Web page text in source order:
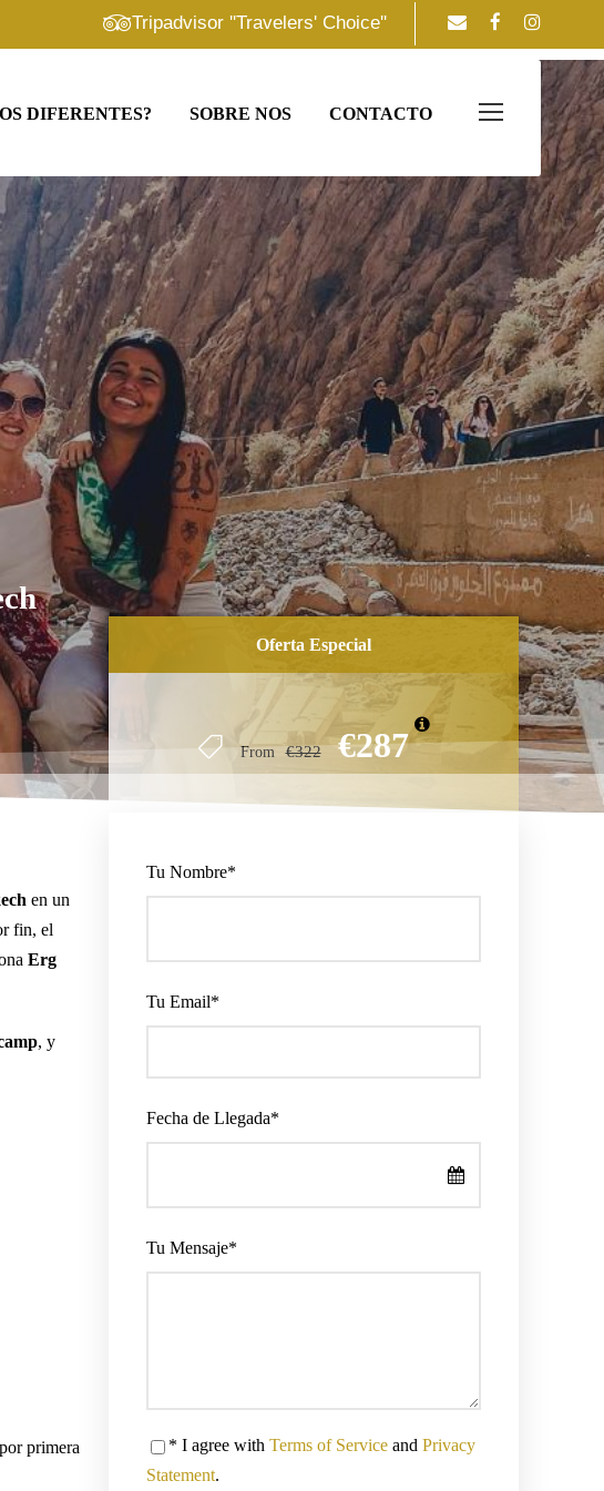
Tripadvisor ''Travelers' Choice''
DIFERENTES? SOBRE NOS CONTACTO
Oferta Especial
From €322 €287
Tu Nombre*
Tu Email*
Fecha de Llegada*
Tu Mensaje*
* I agree with Terms of Service and Privacy
Statement.
en un
fin, el
Erg
, y
primera